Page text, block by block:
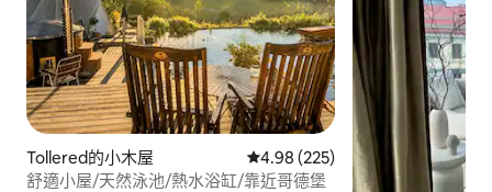
Tollered的小木屋 從 225 則評價中獲得 4.98 的平均
4.98 (225)
舒適小屋/天然泳池/熱水浴缸/靠近哥德堡